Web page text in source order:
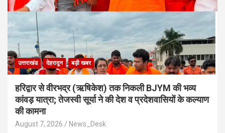
उत्तराखंड देहरादून बड़ी खबर
​हरिद्वार से वीरभद्र (ऋषिकेश) तक निकली BJYM की भव्य
कांवड़ यात्रा; तेजस्वी सूर्या ने की देश व प्रदेशवासियों के कल्याण
की कामना
August 7, 2026 News_Desk